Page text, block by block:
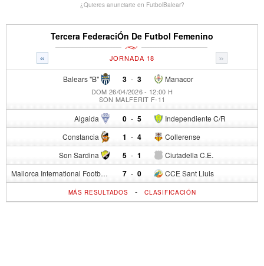
¿Quieres anunciarte en FutbolBalear?
Tercera FederaciÓn De Futbol Femenino
« »
JORNADA 18
Balears "B" 3 - Manacor
3
DOM 26/04/2026 - 12:00 H
SON MALFERIT F-11
Algaida 0 - Independiente C/R
5
Constancia 1 - Collerense
4
Son Sardina 5 - Ciutadella C.E.
1
Mallorca International Football Club del S.p. 7 - CCE Sant Lluis
0
MÁS RESULTADOS -CLASIFICACIÓN